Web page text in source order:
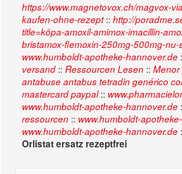
https://www.magnetovox.ch/magvox-
kaufen-ohne-rezept:: http://
title=köpa-amoxil-amimox-imacillin-
bristamox-flemoxin-250mg-500mg-nu-
www.humboldt-apotheke-hannover.de
versand:: Ressourcen Lesen ::
antabuse antabus tetradin genérico
mastercard paypal::
www.humboldt-apotheke-hannover.de
ressourcen :: www.humboldt-
www.humboldt-apotheke-hannover.de
Orlistat ersatz rezeptfrei